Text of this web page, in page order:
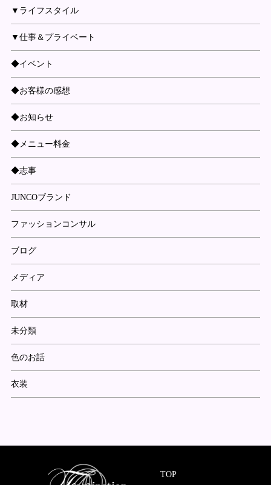
▼ライフスタイル
▼仕事＆プライベート
◆イベント
◆お客様の感想
◆お知らせ
◆メニュー料金
◆志事
JUNCOブランド
ファッションコンサル
ブログ
メディア
取材
未分類
色のお話
衣装
TOP